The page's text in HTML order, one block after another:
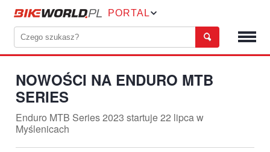
PORTAL
NOWOŚCI NA ENDURO MTB
SERIES
Enduro MTB Series 2023 startuje 22 lipca w
Myślenicach